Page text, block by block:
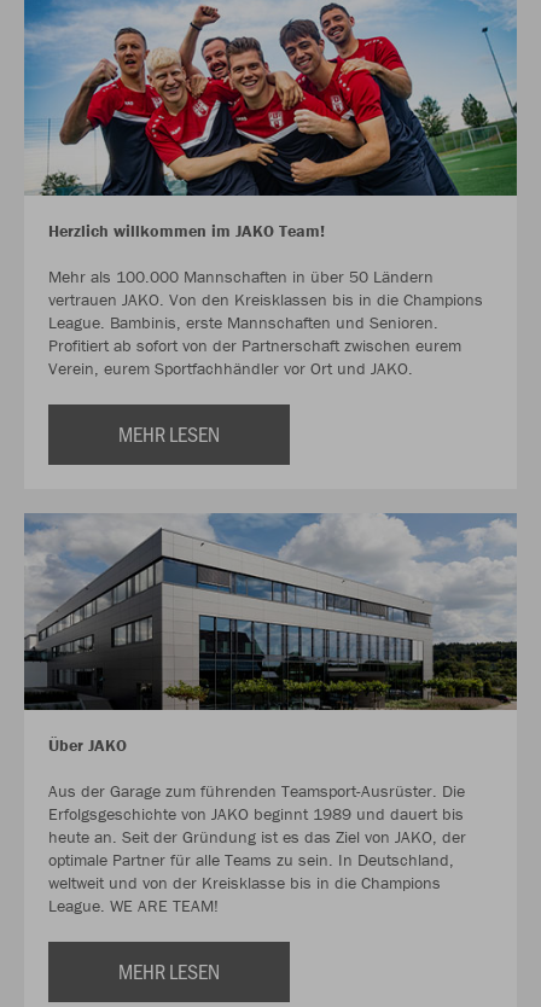
Herzlich willkommen im JAKO Team!
Mehr als 100.000 Mannschaften in über 50 Ländern
vertrauen JAKO. Von den Kreisklassen bis in die Champions
League. Bambinis, erste Mannschaften und Senioren.
Profitiert ab sofort von der Partnerschaft zwischen eurem
Verein, eurem Sportfachhändler vor Ort und JAKO.
MEHR LESEN
Über JAKO
Aus der Garage zum führenden Teamsport-Ausrüster. Die
Erfolgsgeschichte von JAKO beginnt 1989 und dauert bis
heute an. Seit der Gründung ist es das Ziel von JAKO, der
optimale Partner für alle Teams zu sein. In Deutschland,
weltweit und von der Kreisklasse bis in die Champions
League. WE ARE TEAM!
MEHR LESEN